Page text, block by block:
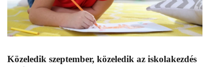
Közeledik szeptember, közeledik az iskolakezdés